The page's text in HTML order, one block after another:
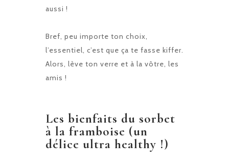
aussi !
Bref, peu importe ton choix,
l’essentiel, c’est que ça te fasse kiffer.
Alors, lève ton verre et à la vôtre, les
amis !
Les bienfaits du sorbet
à la framboise (un
délice ultra healthy !)